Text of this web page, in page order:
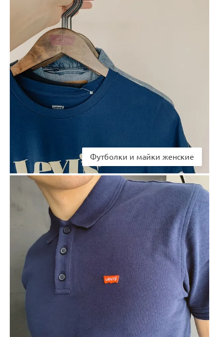
Футболки и майки женские